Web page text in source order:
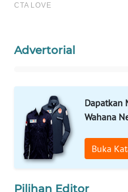
Advertorial
Dapatkan
Wahana
Buka
Pilihan Editor
WAHANA
UMKM
WAHANA
SELEB
WAHANA